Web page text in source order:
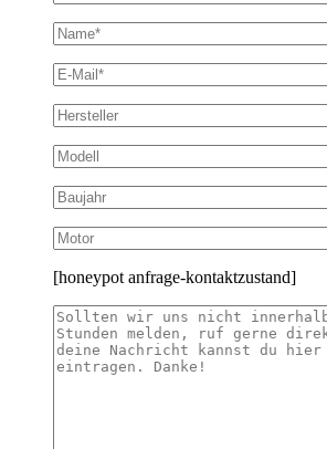
[honeypot anfrage-kontaktzustand]